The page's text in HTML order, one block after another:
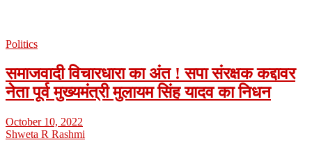
Politics
समाजवादी विचारधारा का अंत ! सपा संरक्षक कद्दावर
नेता पूर्व मुख्यमंत्री मुलायम सिंह यादव का निधन
October 10, 2022
Shweta R Rashmi